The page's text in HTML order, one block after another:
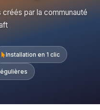
par la communauté
Installation en 1 clic